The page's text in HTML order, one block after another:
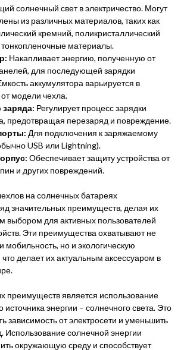
солнечный свет в электричество. Могут
из различных материалов, таких как
кремний, поликристаллический
материалы.
Накапливает энергию, полученную от
для последующей зарядки
аккумулятора варьируется в
модели чехла.
Регулирует процесс зарядки
предотвращая перезаряд и повреждение.
Для подключения к заряжаемому
USB или Lightning).
Обеспечивает защиту устройства от
и других повреждений.
на солнечных батареях
значительных преимуществ, делая их
выбором для активных пользователей
Эти преимущества охватывают не
мобильность, но и экологическую
что делает их актуальным аксессуаром в
преимуществ является использование
источника энергии – солнечного света. Это
зависимость от электросети и уменьшить
Использование солнечной энергии
окружающую среду и способствует